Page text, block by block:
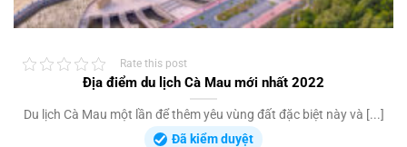
Rate this post
Địa điểm du lịch Cà Mau mới nhất 2022
Du lịch Cà Mau một lần để thêm yêu vùng đất đặc biệt này và [...]
Đã kiểm duyệt